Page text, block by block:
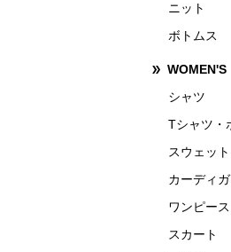
ニット
ボトムス
WOMEN'S
シャツ
Tシャツ・
スウェッ
カーディ
ワンピース
スカート